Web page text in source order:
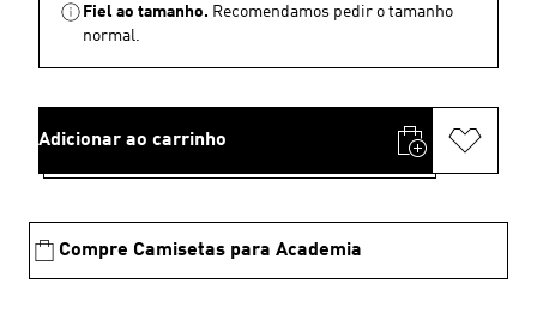
Fiel ao tamanho. Recomendamos pedir o tamanho
normal.
Adicionar ao carrinho
Compre Camisetas para Academia